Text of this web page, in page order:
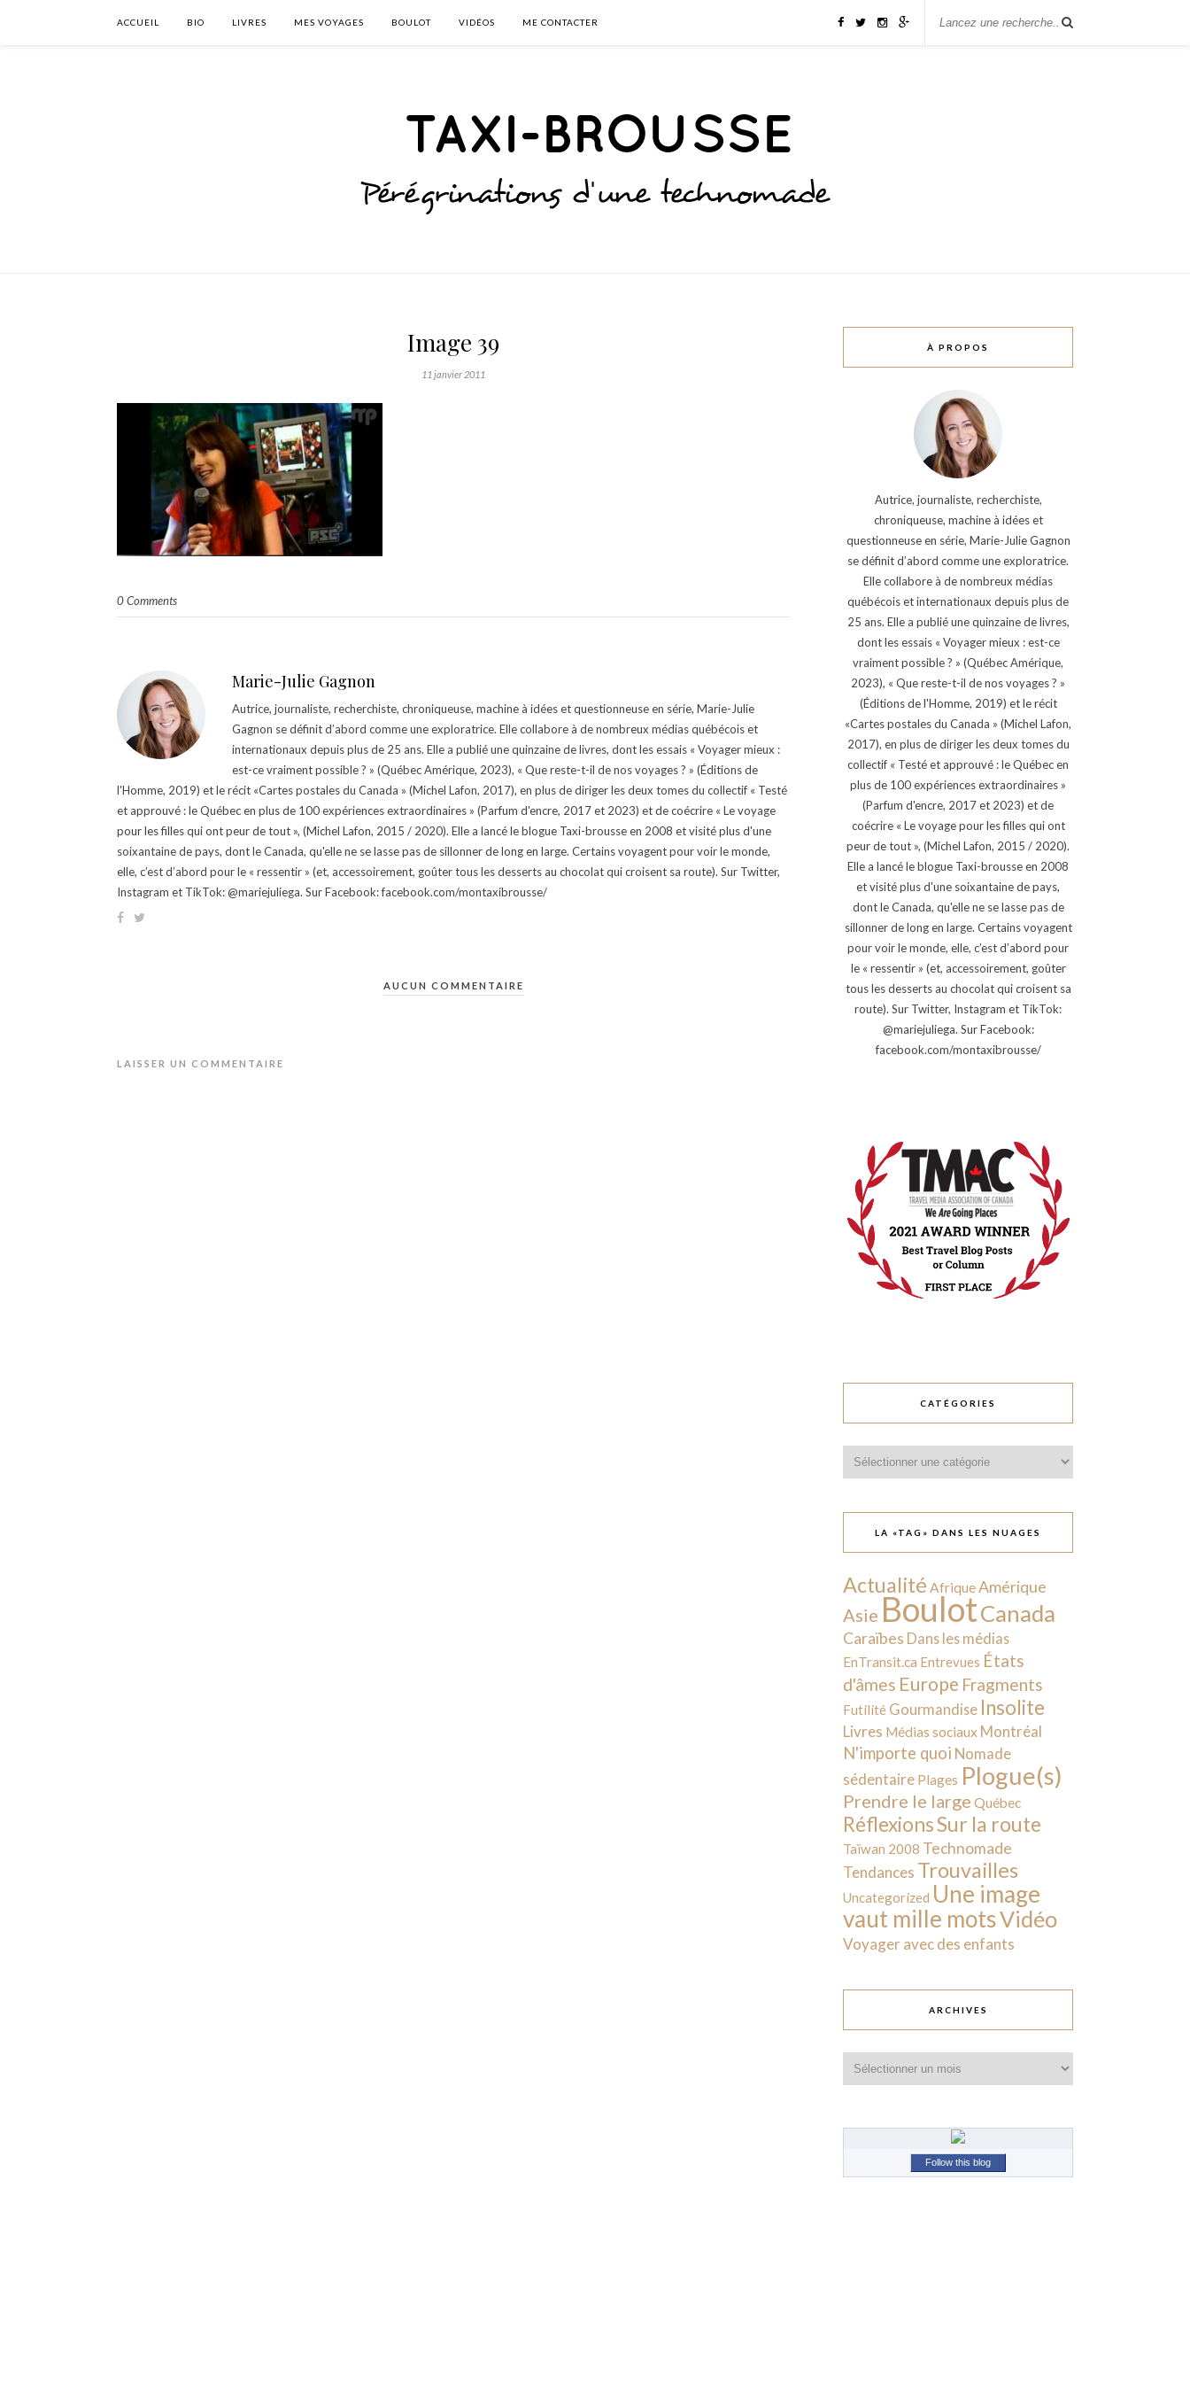
ACCUEIL BIO LIVRES MES VOYAGES BOULOT VIDÉOS ME CONTACTER
Image 39
11 janvier 2011
0 Comments
Marie-Julie Gagnon
Autrice, journaliste, recherchiste, chroniqueuse, machine à idées et questionneuse en série, Marie-Julie
Gagnon se définit d’abord comme une exploratrice. Elle collabore à de nombreux médias québécois et
internationaux depuis plus de 25 ans. Elle a publié une quinzaine de livres, dont les essais « Voyager mieux :
est-ce vraiment possible ? » (Québec Amérique, 2023), « Que reste-t-il de nos voyages ? » (Éditions de
l'Homme, 2019) et le récit «Cartes postales du Canada » (Michel Lafon, 2017), en plus de diriger les deux tomes du collectif « Testé
et approuvé : le Québec en plus de 100 expériences extraordinaires » (Parfum d'encre, 2017 et 2023) et de coécrire « Le voyage
pour les filles qui ont peur de tout », (Michel Lafon, 2015 / 2020). Elle a lancé le blogue Taxi-brousse en 2008 et visité plus d'une
soixantaine de pays, dont le Canada, qu'elle ne se lasse pas de sillonner de long en large. Certains voyagent pour voir le monde,
elle, c’est d’abord pour le « ressentir » (et, accessoirement, goûter tous les desserts au chocolat qui croisent sa route). Sur Twitter,
Instagram et TikTok: @mariejuliega. Sur Facebook: facebook.com/montaxibrousse/
AUCUN COMMENTAIRE
LAISSER UN COMMENTAIRE
À PROPOS
Autrice, journaliste, recherchiste,
chroniqueuse, machine à idées et
questionneuse en série, Marie-Julie Gagnon
se définit d’abord comme une exploratrice.
Elle collabore à de nombreux médias
québécois et internationaux depuis plus de
25 ans. Elle a publié une quinzaine de livres,
dont les essais « Voyager mieux : est-ce
vraiment possible ? » (Québec Amérique,
2023), « Que reste-t-il de nos voyages ? »
(Éditions de l'Homme, 2019) et le récit
«Cartes postales du Canada » (Michel Lafon,
2017), en plus de diriger les deux tomes du
collectif « Testé et approuvé : le Québec en
plus de 100 expériences extraordinaires »
(Parfum d'encre, 2017 et 2023) et de
coécrire « Le voyage pour les filles qui ont
peur de tout », (Michel Lafon, 2015 / 2020).
Elle a lancé le blogue Taxi-brousse en 2008
et visité plus d'une soixantaine de pays,
dont le Canada, qu'elle ne se lasse pas de
sillonner de long en large. Certains voyagent
pour voir le monde, elle, c’est d’abord pour
le « ressentir » (et, accessoirement, goûter
tous les desserts au chocolat qui croisent sa
route). Sur Twitter, Instagram et TikTok:
@mariejuliega. Sur Facebook:
facebook.com/montaxibrousse/
CATÉGORIES
LA «TAG» DANS LES NUAGES
Actualité AfriqueAmérique
Asie BoulotCanada
Caraïbes Dans les médias
EnTransit.ca Entrevues États
d'âmes Europe Fragments
Futilité Gourmandise Insolite
Livres Médias sociaux Montréal
N'importe quoi Nomade
sédentaire Plages Plogue(s)
Prendre le large Québec
RéflexionsSur la route
Taïwan 2008 Technomade
Tendances Trouvailles
Uncategorized Une image
vaut mille motsVidéo
Voyager avec des enfants
ARCHIVES
Follow this blog